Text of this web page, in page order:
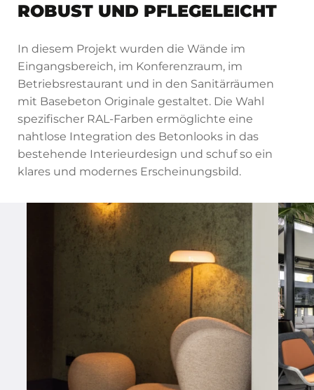
ROBUST UND PFLEGELEICHT
In diesem Projekt wurden die Wände im
Eingangsbereich, im Konferenzraum, im
Betriebsrestaurant und in den Sanitärräumen
mit Basebeton Originale gestaltet. Die Wahl
spezifischer RAL-Farben ermöglichte eine
nahtlose Integration des Betonlooks in das
bestehende Interieurdesign und schuf so ein
klares und modernes Erscheinungsbild.